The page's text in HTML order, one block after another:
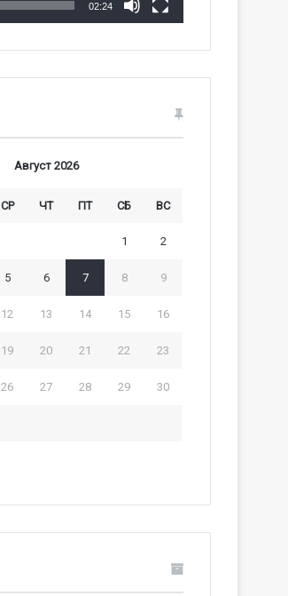
02:24
Август 2026
СР ЧТ ПТ СБ ВС
1 2
5 6 7 8 9
12 13 14 15 16
19 20 21 22 23
26 27 28 29 30